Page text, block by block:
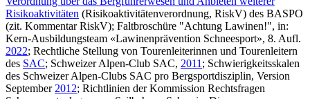
Risikoaktivitäten (Risikoaktivitätenverordnung, RiskV) des BASPO
(zit. Kommentar RiskV); Faltbroschüre "Achtung Lawinen!", in:
Kern-Ausbildungsteam «Lawinenprävention Schneesport», 8. Aufl.
2022; Rechtliche Stellung von Tourenleiterinnen und Tourenleitern
des SAC; Schweizer Alpen-Club SAC, 2011 ; Schwierigkeitsskalen
des Schweizer Alpen-Clubs SAC pro Bergsportdisziplin, Version
September 2012; Richtlinien der Kommission Rechtsfragen